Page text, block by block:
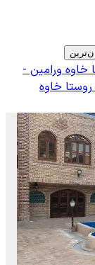
خاوه ورامین -
خاوه